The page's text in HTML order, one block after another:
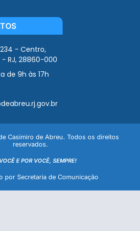
- Centro,
RJ, 28860-000
de 9h às 17h
Casimiro de Abreu. Todos os direitos
reservados.
E POR VOCÊ, SEMPRE!
por Secretaria de Comunicação